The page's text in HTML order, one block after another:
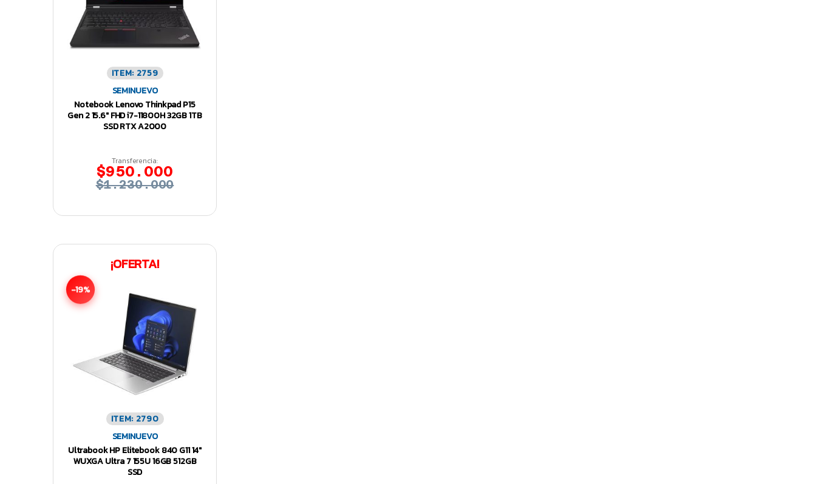
ITEM: 2759
SEMINUEVO
Notebook Lenovo Thinkpad P15
Gen 2 15.6″ FHD i7-11800H 32GB 1TB
SSD RTX A2000
Transferencia:
$950.000
$1.230.000
¡OFERTA!
-19%
ITEM: 2790
SEMINUEVO
Ultrabook HP Elitebook 840 G11 14″
WUXGA Ultra 7 155U 16GB 512GB
SSD